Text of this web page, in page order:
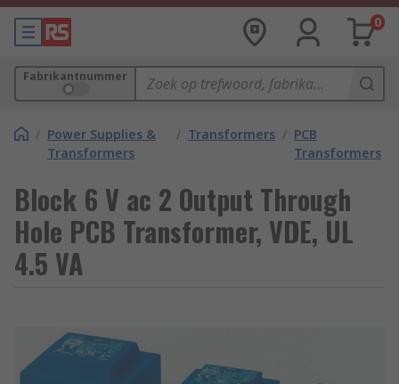
0
Fabrikantnummer
/ Power Supplies &
Transformers
/ Transformers / PCB
Transformers
Block 6 V ac 2 Output Through
Hole PCB Transformer, VDE, UL
4.5 VA